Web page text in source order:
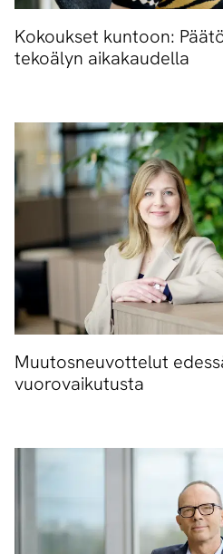
Kokoukset kuntoon:
tekoälyn aikakaudella
Muutosneuvottelut
vuorovaikutusta